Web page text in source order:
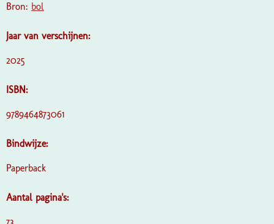
Bron: bol
Jaar van verschijnen:
2025
ISBN:
9789464873061
Bindwijze:
Paperback
Aantal pagina's: